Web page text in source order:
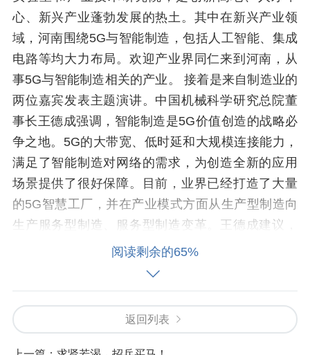
心、新兴产业蓬勃发展的热土。其中在新兴产业领
域，河南围绕5G与智能制造，包括人工智能、集成
电路等均大力布局。欢迎产业界同仁来到河南，从
事5G与智能制造相关的产业。 接着是来自制造业的
两位嘉宾发表主题演讲。中国机械科学研究总院董
事长王德成强调，智能制造是5G价值创造的战略必
争之地。5G的大带宽、低时延和大规模连接能力，
满足了智能制造对网络的需求，为创造全新的应用
场景提供了很好保障。目前，业界已经打造了大量
的5G智慧工厂，并在产业模式方面从生产型制造向
生产服务型制造、服务型制造变革。王德成建议，
要借助大市场、大空间，通过场景牵引和数智升
级，加快推进5G与智能制造的融合创新。 瑞士机械
与金属行业主席Martin Hirzel则分享了瑞士的5G与
智能制造先进经验。5G技术很早就进入瑞士企业的
视野，瑞士是欧洲第一个开始在B2C和B2B的领域建
设5G网络的国家，这种数字化框架为瑞士工业企业
阅读剩余的65%
返回列表